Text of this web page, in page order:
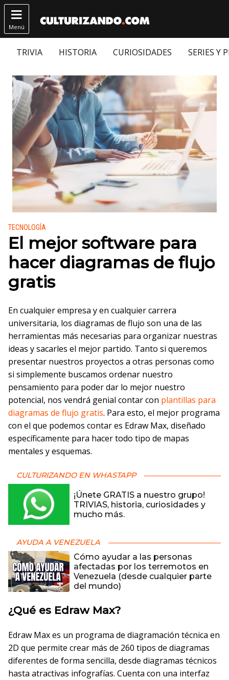

Menú
TRIVIA HISTORIA CURIOSIDADES SERIES Y
Publicado en:
TECNOLOGÍA
El mejor software para
hacer diagramas de flujo
gratis
En cualquier empresa y en cualquier carrera
universitaria, los diagramas de flujo son una de las
herramientas más necesarias para organizar nuestras
ideas y sacarles el mejor partido. Tanto si queremos
presentar nuestros proyectos a otras personas como
si simplemente buscamos ordenar nuestro
pensamiento para poder dar lo mejor nuestro
potencial, nos vendrá genial contar con plantillas para
diagramas de flujo gratis. Para esto, el mejor programa
con el que podemos contar es Edraw Max, diseñado
específicamente para hacer todo tipo de mapas
mentales y esquemas.
CULTURIZANDO EN WHASTAPP
¡Únete GRATIS a nuestro grupo!
TRIVIAS, historia, curiosidades y
mucho más.
AYUDA A VENEZUELA
Cómo ayudar a las personas
afectadas por los terremotos en
Venezuela (desde cualquier parte
del mundo)
¿Qué es Edraw Max?
Edraw Max es un programa de diagramación técnica en
2D que permite crear más de 260 tipos de diagramas
diferentes de forma sencilla, desde diagramas técnicos
hasta atractivas infografías. Cuenta con una interfaz